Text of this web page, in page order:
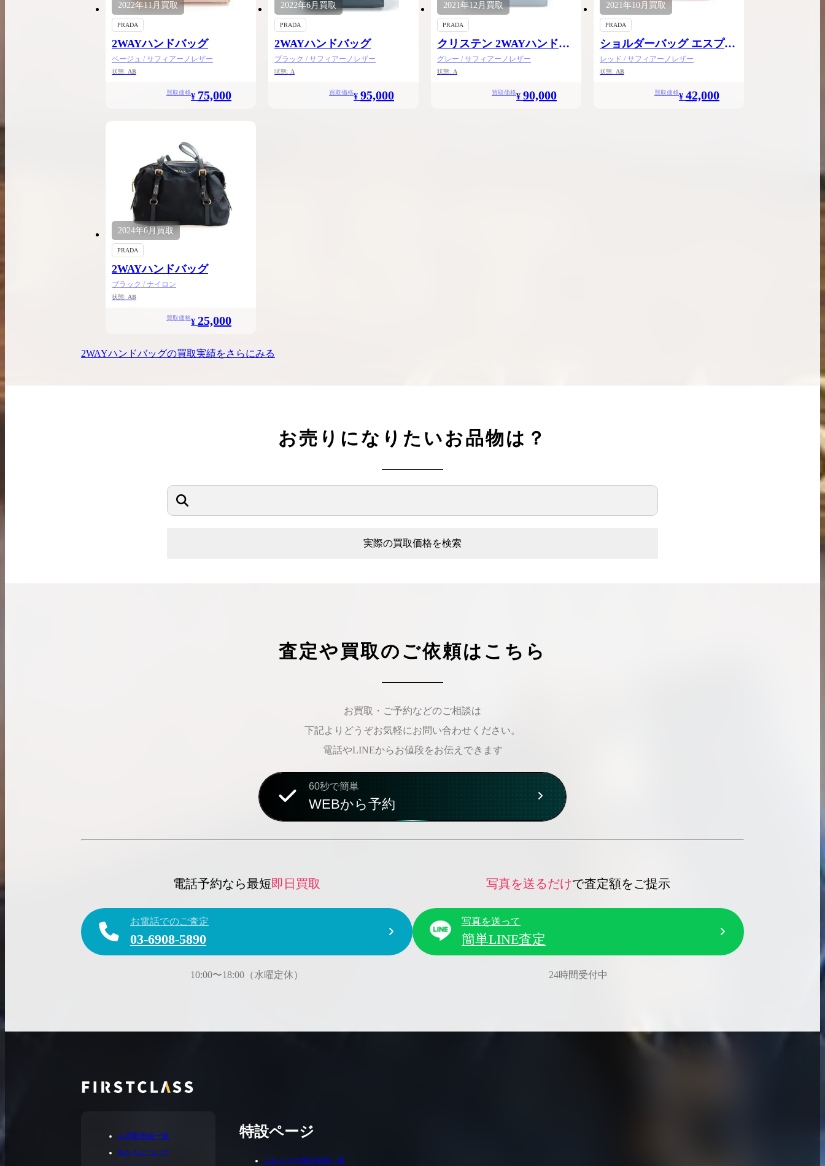
2022年11月買取
PRADA
2WAYハンドバッグ
ベージュ / サフィアーノレザー
状態: AB
買取価格¥ 75,000
2022年6月 買取
PRADA
2WAYハンドバッグ
ブラック / サフィアーノレザー
状態: A
買取価格¥ 95,000
2021年12月 買取
PRADA
クリステン 2WAYハンドバ
ッグ
グレー / サフィアーノレザー
状態: A
買取価格¥ 90,000
2021年10月 買取
PRADA
ショルダーバッグ エスプラ
ナード
レッド / サフィアーノレザー
状態: AB
買取価格¥ 42,000
2024年6月買取
PRADA
2WAYハンドバッグ
ブラック / ナイロン
状態: AB
買取価格¥ 25,000
2WAYハンドバッグの買取実績をさらにみる
お売りになりたいお品物は？
実際の買取価格を検索
査定や買取のご依頼はこちら
お買取・ご予約などのご相談は
下記よりどうぞお気軽にお問い合わせください。
電話やLINEからお値段をお伝えできます
60秒で簡単
WEBから予約
電話予約なら最短即日買取
お電話でのご査定
03-6908-5890
10:00〜18:00（水曜定休）
写真を送るだけで査定額をご提示
写真を送って
簡単LINE査定
24時間受付中
お買取実績一覧
私たちについて
特設ページ
エルメスの買取実績一覧